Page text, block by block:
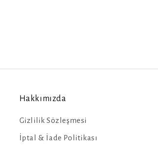
Hakkımızda
Gizlilik Sözleşmesi
İptal & İade Politikası